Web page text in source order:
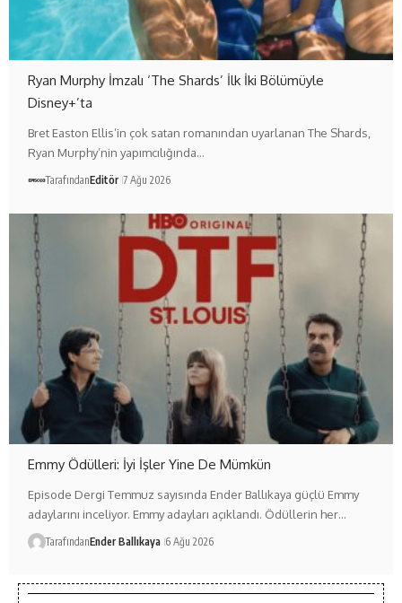
Ryan Murphy İmzalı ‘The Shards’ İlk İki Bölümüyle
Disney+’ta
Bret Easton Ellis’in çok satan romanından uyarlanan The Shards,
Ryan Murphy’nin yapımcılığında…
TarafındanEditör 7 Ağu 2026
Emmy Ödülleri: İyi İşler Yine De Mümkün
Episode Dergi Temmuz sayısında Ender Ballıkaya güçlü Emmy
adaylarını inceliyor. Emmy adayları açıklandı. Ödüllerin her…
TarafındanEnder Ballıkaya 6 Ağu 2026